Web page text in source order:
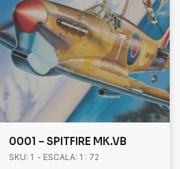
0001 – SPITFIRE MK.VB
SKU: 1 - ESCALA: 1 : 72